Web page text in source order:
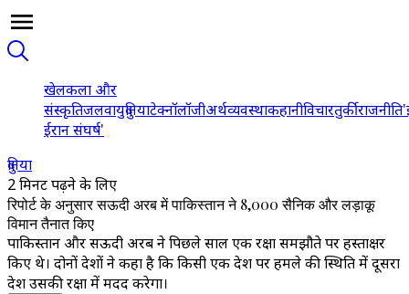
खेलकला और
संस्कृतिजलवायुदुनियाटेक्नॉलॉजीअर्थव्यवस्थाकहानीविचारतुर्कीराजनीति
ईरान संघर्ष'
दुनिया
2 मिनट पढ़ने के लिए
रिपोर्ट के अनुसार सऊदी अरब में पाकिस्तान ने 8,000 सैनिक और लड़ाकू
विमान तैनात किए
पाकिस्तान और सऊदी अरब ने पिछले साल एक रक्षा समझौते पर हस्ताक्षर
किए थे। दोनों देशों ने कहा है कि किसी एक देश पर हमले की स्थिति में दूसरा
देश उसकी रक्षा में मदद करेगा।